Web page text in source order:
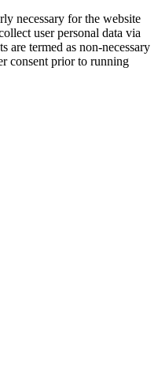
necessary for the website
user personal data via
are termed as non-necessary
consent prior to running